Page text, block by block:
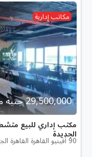
مكاتب إدارية
29,500,000 جنية مصرى
مكتب إداري للبيع
الجديدة
90 أفينيو القاهرة القاهرة الجديدة